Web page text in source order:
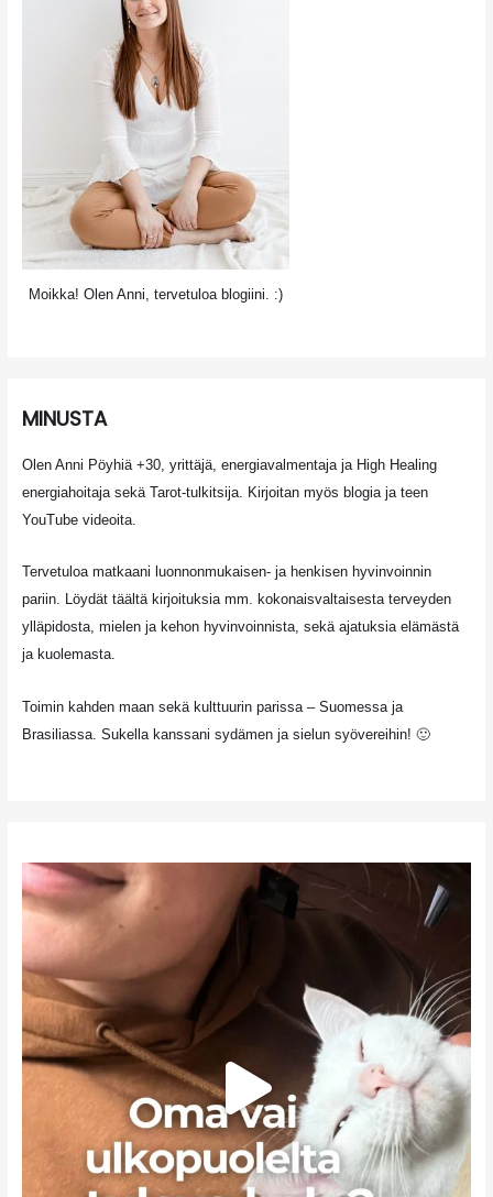
Moikka! Olen Anni, tervetuloa blogiini. :)
MINUSTA
Olen Anni Pöyhiä +30, yrittäjä, energiavalmentaja ja High Healing
energiahoitaja sekä Tarot-tulkitsija. Kirjoitan myös blogia ja teen
YouTube videoita.
Tervetuloa matkaani luonnonmukaisen- ja henkisen hyvinvoinnin
pariin. Löydät täältä kirjoituksia mm. kokonaisvaltaisesta terveyden
ylläpidosta, mielen ja kehon hyvinvoinnista, sekä ajatuksia elämästä
ja kuolemasta.
Toimin kahden maan sekä kulttuurin parissa – Suomessa ja
Brasiliassa. Sukella kanssani sydämen ja sielun syövereihin! 🙂